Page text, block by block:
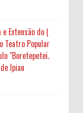
Extensão do (
Teatro Popular
"Boretepetei.
Ipiau